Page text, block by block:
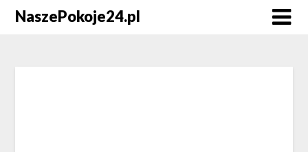
NaszePokoje24.pl